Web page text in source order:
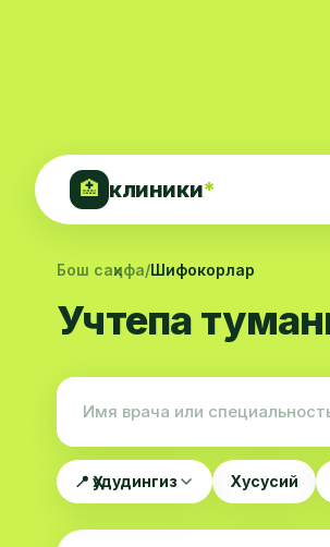
🏥 клиники*
Бош саҳифа/Шифокорлар
Учтепа
📍 Ҳудудингиз Хусусий